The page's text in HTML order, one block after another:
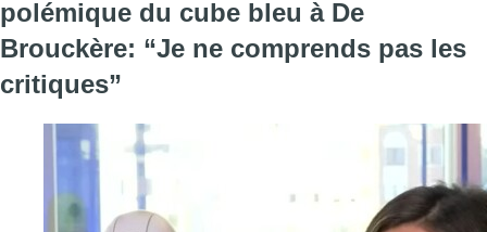
polémique du cube bleu à De
Brouckère: “Je ne comprends pas les
critiques”